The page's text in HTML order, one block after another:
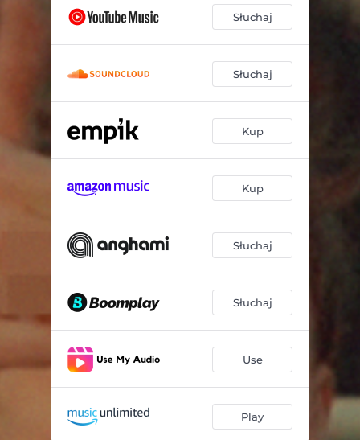
Słuchaj
Słuchaj
Kup
Kup
Słuchaj
Słuchaj
Use
Play